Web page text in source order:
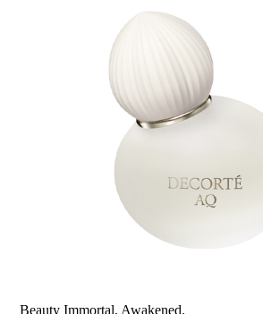
Beauty Immortal, Awakened.